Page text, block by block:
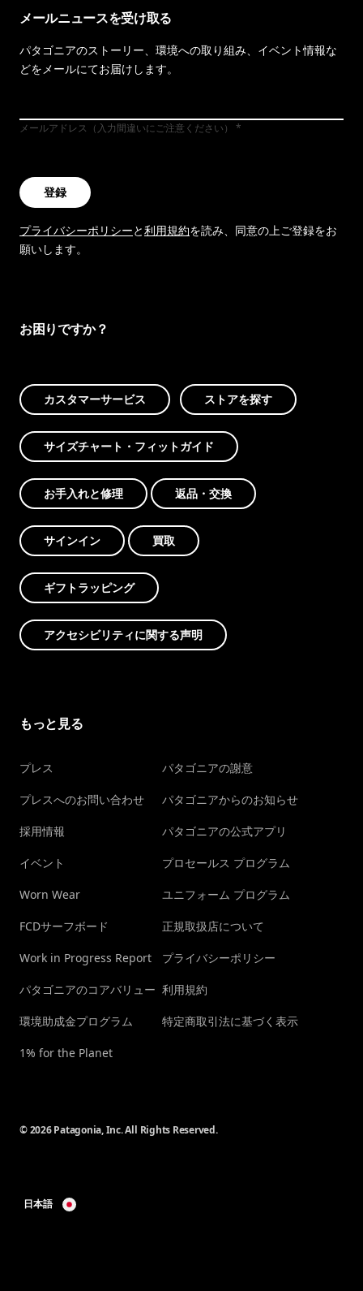
メールニュースを受け取る
パタゴニアのストーリー、環境への取り組み、イベント情報な
どをメールにてお届けします。
メールアドレス（入力間違いにご注意ください）
登録
プライバシーポリシーと利用規約を読み、同意の上ご登録をお
願いします。
お困りですか？
カスタマーサービス ストアを探す
サイズチャート・フィットガイド
お手入れと修理 返品・交換
サインイン 買取
ギフトラッピング
アクセシビリティに関する声明
もっと見る
プレス
プレスへのお問い合わせ
採用情報
イベント
Worn Wear
FCDサーフボード
Work in Progress Report
パタゴニアのコアバリュー
環境助成金プログラム
1% for the Planet
パタゴニアの謝意
パタゴニアからのお知らせ
パタゴニアの公式アプリ
プロセールス プログラム
ユニフォーム プログラム
正規取扱店について
プライバシーポリシー
利用規約
特定商取引法に基づく表示
© 2026 Patagonia, Inc. All Rights Reserved.
日本語